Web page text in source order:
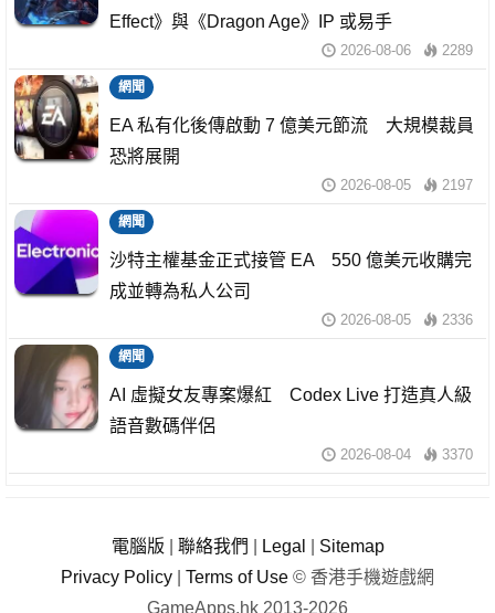
Effect》與《Dragon Age》IP 或易手
2026-08-06 2289
網聞
EA 私有化後傳啟動 7 億美元節流 大規模裁員
恐將展開
2026-08-05 2197
網聞
沙特主權基金正式接管 EA 550 億美元收購完
成並轉為私人公司
2026-08-05 2336
網聞
AI 虛擬女友專案爆紅 Codex Live 打造真人級
語音數碼伴侶
2026-08-04 3370
電腦版 聯絡我們 Legal
Sitemap
Privacy Policy
Terms of Use © 香港手機遊戲網
GameApps.hk 2013-2026